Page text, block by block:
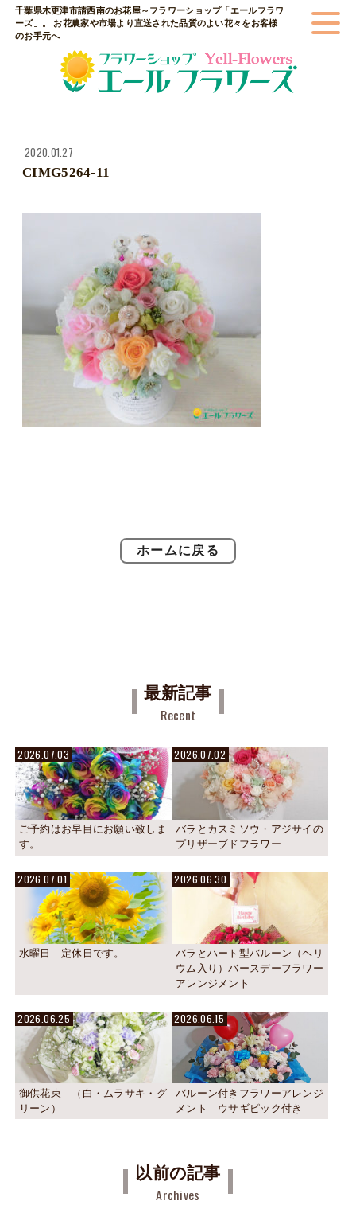
千葉県木更津市請西南のお花屋～フラワーショップ「エールフラワ
ーズ」。 お花農家や市場より直送された品質のよい花々をお客様
のお手元へ
2020.01.27
CIMG5264-11
ホームに戻る
最新記事
Recent
2026.07.03
ご予約はお早目にお願い致しま
す。
2026.07.02
バラとカスミソウ・アジサイの
プリザーブドフラワー
2026.07.01
水曜日 定休日です。
2026.06.30
バラとハート型バルーン（ヘリ
ウム入り）バースデーフラワー
アレンジメント
2026.06.25
御供花束 （白・ムラサキ・グ
リーン）
2026.06.15
バルーン付きフラワーアレンジ
メント ウサギピック付き
以前の記事
Archives